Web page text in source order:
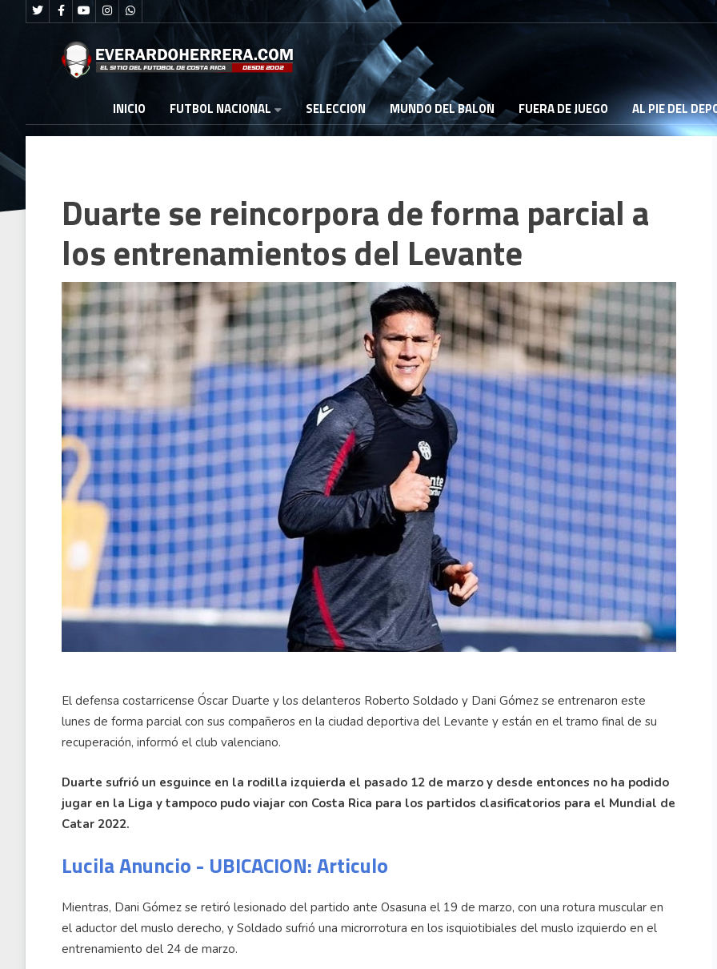
INICIO FUTBOL NACIONAL SELECCION MUNDO DEL BALON FUERA DE JUEGO AL PIE DEL
Duarte se reincorpora de forma parcial a
los entrenamientos del Levante
El defensa costarricense Óscar Duarte y los delanteros Roberto Soldado y Dani Gómez se entrenaron este
lunes de forma parcial con sus compañeros en la ciudad deportiva del Levante y están en el tramo final de su
recuperación, informó el club valenciano.
Duarte sufrió un esguince en la rodilla izquierda el pasado 12 de marzo y desde entonces no ha podido
jugar en la Liga y tampoco pudo viajar con Costa Rica para los partidos clasificatorios para el Mundial de
Catar 2022.
Lucila Anuncio - UBICACION: Articulo
Mientras, Dani Gómez se retiró lesionado del partido ante Osasuna el 19 de marzo, con una rotura muscular en
el aductor del muslo derecho, y Soldado sufrió una microrrotura en los isquiotibiales del muslo izquierdo en el
entrenamiento del 24 de marzo.